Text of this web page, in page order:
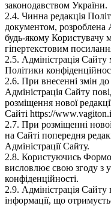
законодавством України.
2.4. Чинна редакція
документом, розроблена
будь-якому Користувачу
гіпертекстовим
2.5. Адміністрація Сайту
Політики
2.6. При внесенні змін
Адміністрація Сайту
розміщення нової
Сайті https://
2.7. При розміщенні
на Сайті попередня
Адміністрації Сайту.
2.8. Користуючись
висловлює свою згоду з
конфіденційності.
2.9. Адміністрація Сайту
інформації, що